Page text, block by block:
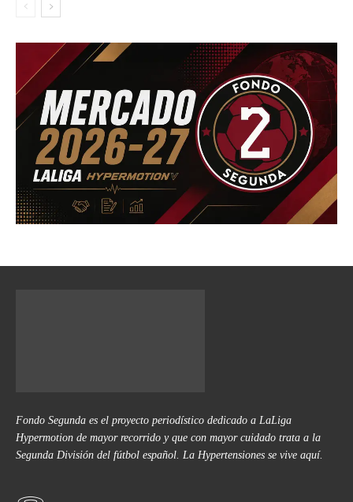
Fondo Segunda es el proyecto periodístico dedicado a LaLiga
Hypermotion de mayor recorrido y que con mayor cuidado trata a la
Segunda División del fútbol español. La Hypertensiones se vive aquí.